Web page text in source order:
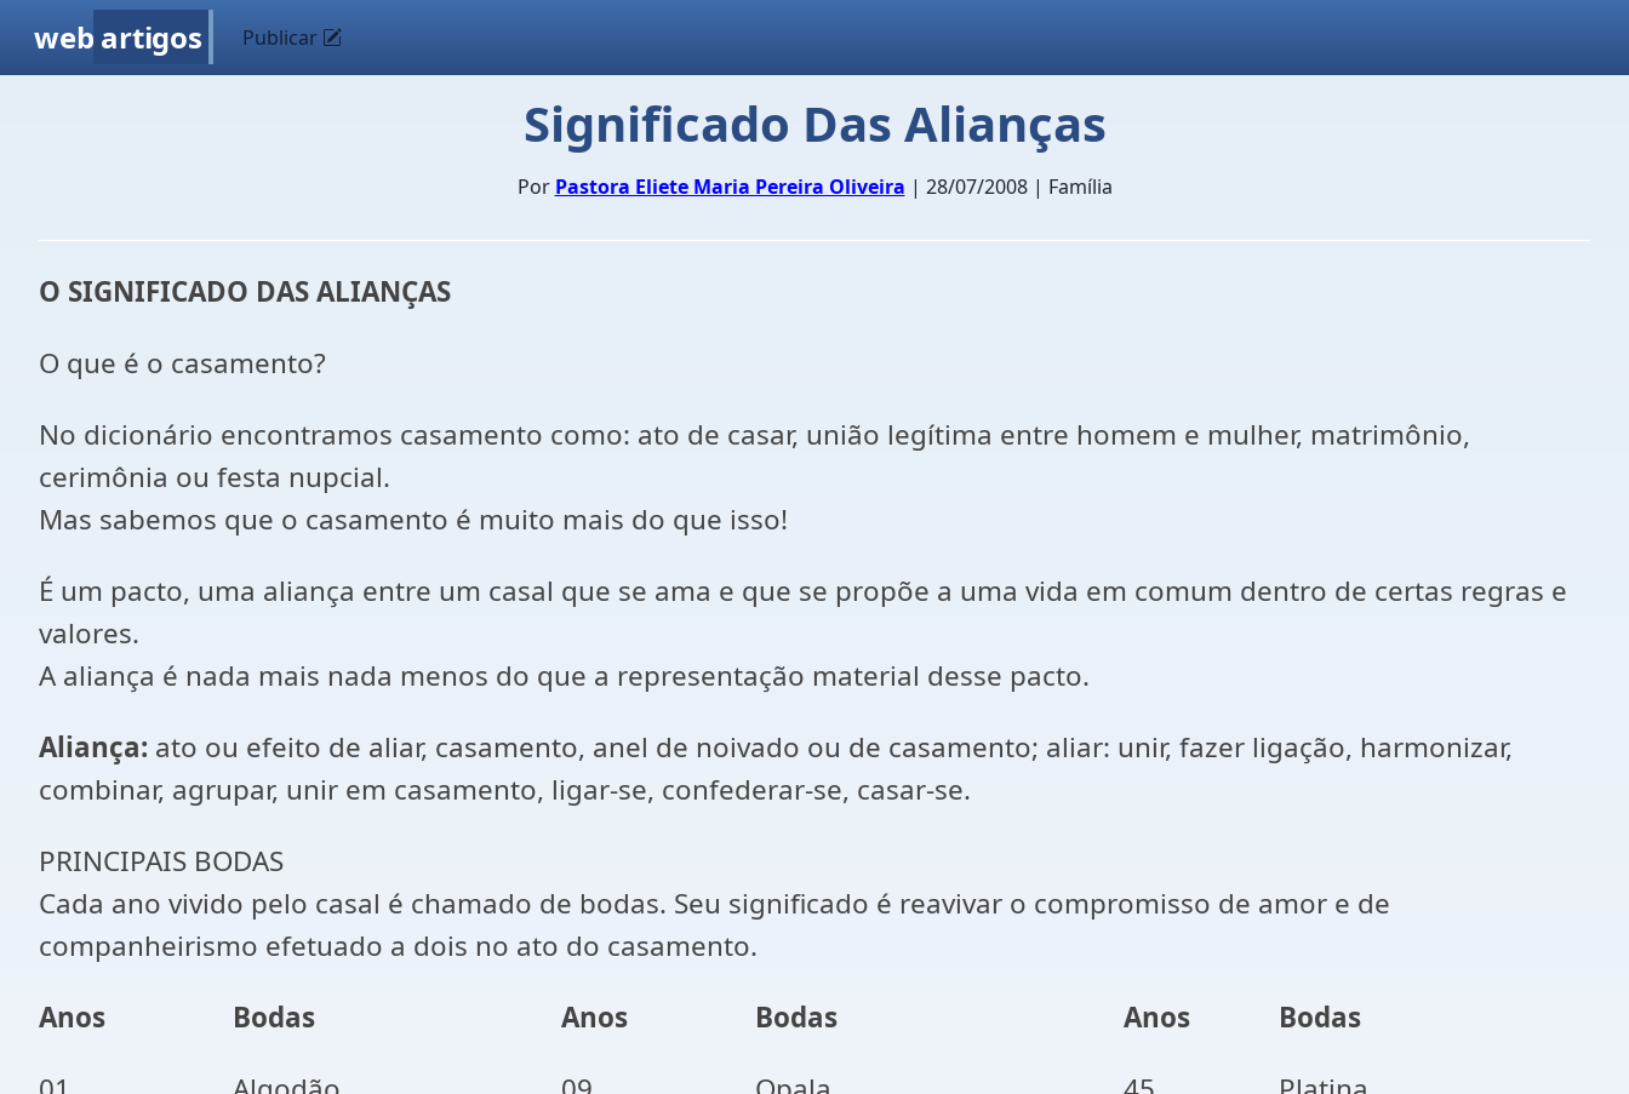
web artigos Publicar
Significado Das Alianças
Por Pastora Eliete Maria Pereira Oliveira | 28/07/2008 | Família
O SIGNIFICADO DAS ALIANÇAS
O que é o casamento?
No dicionário encontramos casamento como: ato de casar, união legítima entre homem e mulher, matrimônio,
cerimônia ou festa nupcial.
Mas sabemos que o casamento é muito mais do que isso!
É um pacto, uma aliança entre um casal que se ama e que se propõe a uma vida em comum dentro de certas regras e
valores.
A aliança é nada mais nada menos do que a representação material desse pacto.
Aliança: ato ou efeito de aliar, casamento, anel de noivado ou de casamento; aliar: unir, fazer ligação, harmonizar,
combinar, agrupar, unir em casamento, ligar-se, confederar-se, casar-se.
PRINCIPAIS BODAS
Cada ano vivido pelo casal é chamado de bodas. Seu significado é reavivar o compromisso de amor e de
companheirismo efetuado a dois no ato do casamento.
Anos
Bodas Anos Bodas Anos
Bodas